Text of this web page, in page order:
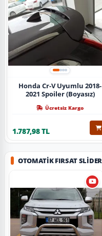
Honda Cr-V Uyumlu 2018-
2021 Spoiler (Boyasız)
Ücretsiz Kargo
1.787,98 TL
OTOMATIK FIRSAT SLIDER